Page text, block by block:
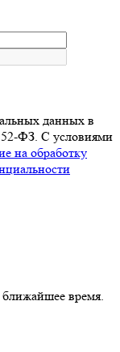
данных в
ФЗ. С условиями
на обработку
время.